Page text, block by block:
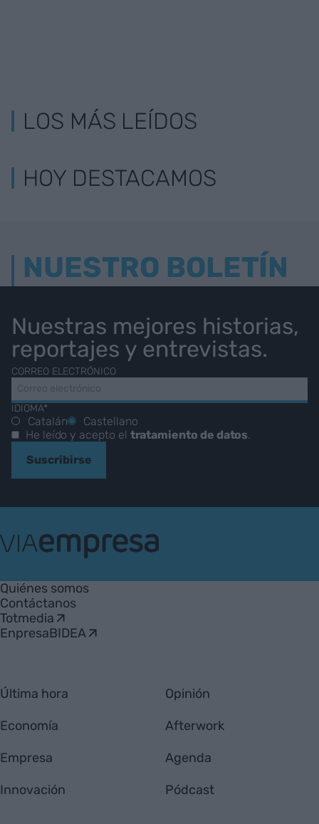
LOS MÁS LEÍDOS
HOY DESTACAMOS
NUESTRO BOLETÍN
Nuestras mejores historias,
reportajes y entrevistas.
CORREO ELECTRÓNICO
IDIOMA*
Catalán
Castellano
He leído y acepto el tratamiento de datos.
Suscribirse
Empresa
Quiénes somos
Contáctanos
Totmedia
EnpresaBIDEA
Última hora
Economía
Empresa
Innovación
Opinión
Afterwork
Agenda
Pódcast